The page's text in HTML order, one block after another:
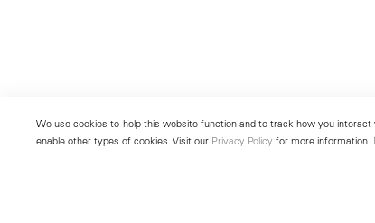
We use cookies to help this website function and to track how you
enable other types of cookies. Visit our Privacy Policy for more information.